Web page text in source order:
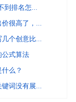
到排名怎...
很高了，...
个创意比...
公式算法
么？
词没有展...